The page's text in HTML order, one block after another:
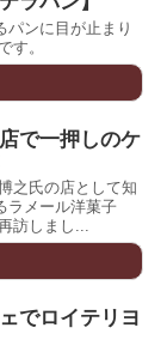
パンに目が止まり
す。
で一押しのケ
之氏の店として知
ラメール洋菓子
訪しまし...
でロイテリヨ